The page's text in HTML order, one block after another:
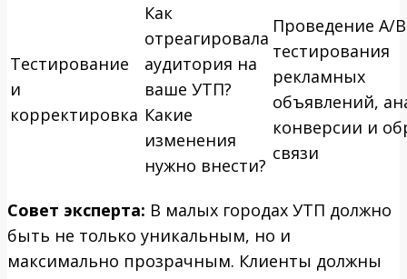
Тестирование
и
корректировка
Как
отреагировала
аудитория на
ваше УТП?
Какие
изменения
нужно внести?
Проведение A/
тестирования
рекламных
объявлений,
конверсии и
связи
Совет эксперта: В малых городах УТП должно
быть не только уникальным, но и
максимально прозрачным. Клиенты должны